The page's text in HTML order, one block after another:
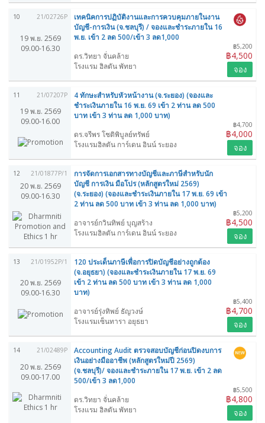
10 21/02726P
19 พ.ย. 2569
09.00-16.30
เทคนิคการปฏิบัติงานและการควบคุมภายในงาน
บัญชี-การเงิน (จ.ชลบุรี) / จองและชำระภายใน 16
พ.ย. เข้า 2 ลด 500/เข้า 3 ลด1,000
฿5,200
฿4,500
ดร.วิทยา จั่นคล้าย
โรงแรม ฮิลตัน พัทยา
จอง
11 21/07207P
19 พ.ย. 2569
09.00-16.00
4 ทักษะสำหรับหัวหน้างาน (จ.ระยอง) (จองและ
ชำระเงินภายใน 16 พ.ย. 69 เข้า 2 ท่าน ลด 500
บาท เข้า 3 ท่าน ลด 1,000 บาท)
฿4,700
฿4,000
ดร.จรีพร โชติพิบูลย์ทรัพย์
โรงแรมฮิลตัน การ์เดน อินน์ ระยอง
จอง
12 21/01877P/1
20 พ.ย. 2569
09.00-16.30
การจัดการเอกสารทางบัญชีและภาษีสำหรับนัก
บัญชี การเงิน มือโปร (หลักสูตรใหม่ 2569)
(จ.ระยอง) (จองและชำระเงินภายใน 17 พ.ย. 69 เข้า
2 ท่าน ลด 500 บาท เข้า 3 ท่าน ลด 1,000 บาท)
฿5,200
฿4,500
อาจารย์กวินทิพย์ บุญสร้าง
โรงแรมฮิลตัน การ์เดน อินน์ ระยอง
จอง
13 21/01952P/1
20 พ.ย. 2569
09.00-16.30
120 ประเด็นภาษีเพื่อการปิดบัญชีอย่างถูกต้อง
(จ.อยุธยา) (จองและชำระเงินภายใน 17 พ.ย. 69
เข้า 2 ท่าน ลด 500 บาท เข้า 3 ท่าน ลด 1,000
บาท)
฿5,400
฿4,700
อาจารย์รุ่งทิพย์ ธัญวงษ์
โรงแรมเซ็นทารา อยุธยา
จอง
14 21/02489P
20 พ.ย. 2569
09.00-17.00
Accounting Audit ตรวจสอบบัญชีก่อนปิดงบการ
เงินอย่างมืออาชีพ (หลักสูตรใหม่ปี 2569)
(จ.ชลบุรี)/ จองและชำระภายใน 17 พ.ย. เข้า 2 ลด
500/เข้า 3 ลด1,000
฿5,500
฿4,800
ดร.วิทยา จั่นคล้าย
โรงแรม ฮิลตัน พัทยา
จอง